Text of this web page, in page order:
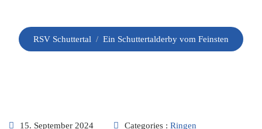
RSV Schuttertal / Ein Schuttertalderby vom Feinsten
15. September 2024 Categories : Ringen